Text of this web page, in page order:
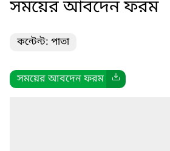
সময়ের আবদেন ফরম
কন্টেন্ট: পাতা
সময়ের আবদেন ফরম